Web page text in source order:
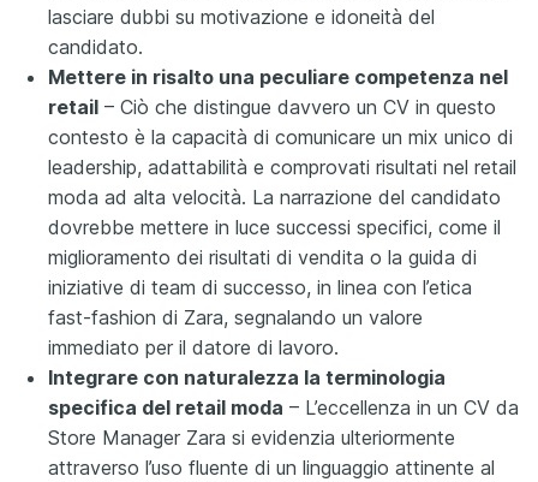
lasciare dubbi su motivazione e idoneità del
candidato.
Mettere in risalto una peculiare competenza nel
retail – Ciò che distingue davvero un CV in questo
contesto è la capacità di comunicare un mix unico di
leadership, adattabilità e comprovati risultati nel retail
moda ad alta velocità. La narrazione del candidato
dovrebbe mettere in luce successi specifici, come il
miglioramento dei risultati di vendita o la guida di
iniziative di team di successo, in linea con l’etica
fast-fashion di Zara, segnalando un valore
immediato per il datore di lavoro.
Integrare con naturalezza la terminologia
specifica del retail moda – L’eccellenza in un CV da
Store Manager Zara si evidenzia ulteriormente
attraverso l’uso fluente di un linguaggio attinente al